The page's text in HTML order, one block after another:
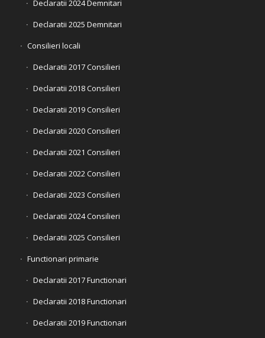
Declaratii 2024 Demnitari
Declaratii 2025 Demnitari
Consilieri locali
Declaratii 2017 Consilieri
Declaratii 2018 Consilieri
Declaratii 2019 Consilieri
Declaratii 2020 Consilieri
Declaratii 2021 Consilieri
Declaratii 2022 Consilieri
Declaratii 2023 Consilieri
Declaratii 2024 Consilieri
Declaratii 2025 Consilieri
Functionari primarie
Declaratii 2017 Functionari
Declaratii 2018 Functionari
Declaratii 2019 Functionari